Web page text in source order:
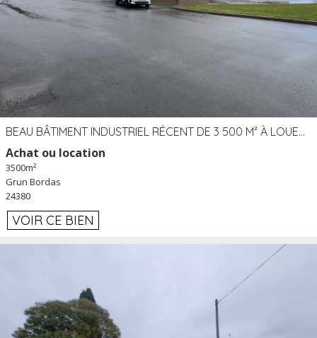
BEAU BÂTIMENT INDUSTRIEL RÉCENT DE 3 500 M² À LOUER OU VENDRE PROCHE PÉRIGUEUX (24)
Achat ou location
3500m²
Grun Bordas
24380
VOIR CE BIEN